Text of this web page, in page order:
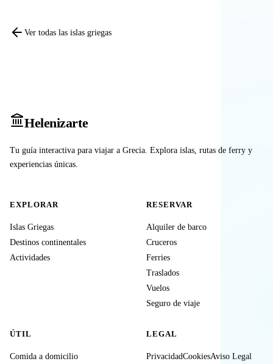
Ver todas las islas griegas
Helenizarte
Tu guía interactiva para viajar a Grecia. Explora islas, rutas de ferry y
experiencias únicas.
EXPLORAR
Islas Griegas
Destinos continentales
Actividades
RESERVAR
Alquiler de barco
Cruceros
Ferries
Traslados
Vuelos
Seguro de viaje
ÚTIL
Comida a domicilio
LEGAL
PrivacidadCookiesAviso Legal